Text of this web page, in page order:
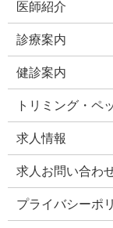
医師紹介
診療案内
健診案内
トリミング・ペ
求人情報
求人お問い合わ
プライバシーポ